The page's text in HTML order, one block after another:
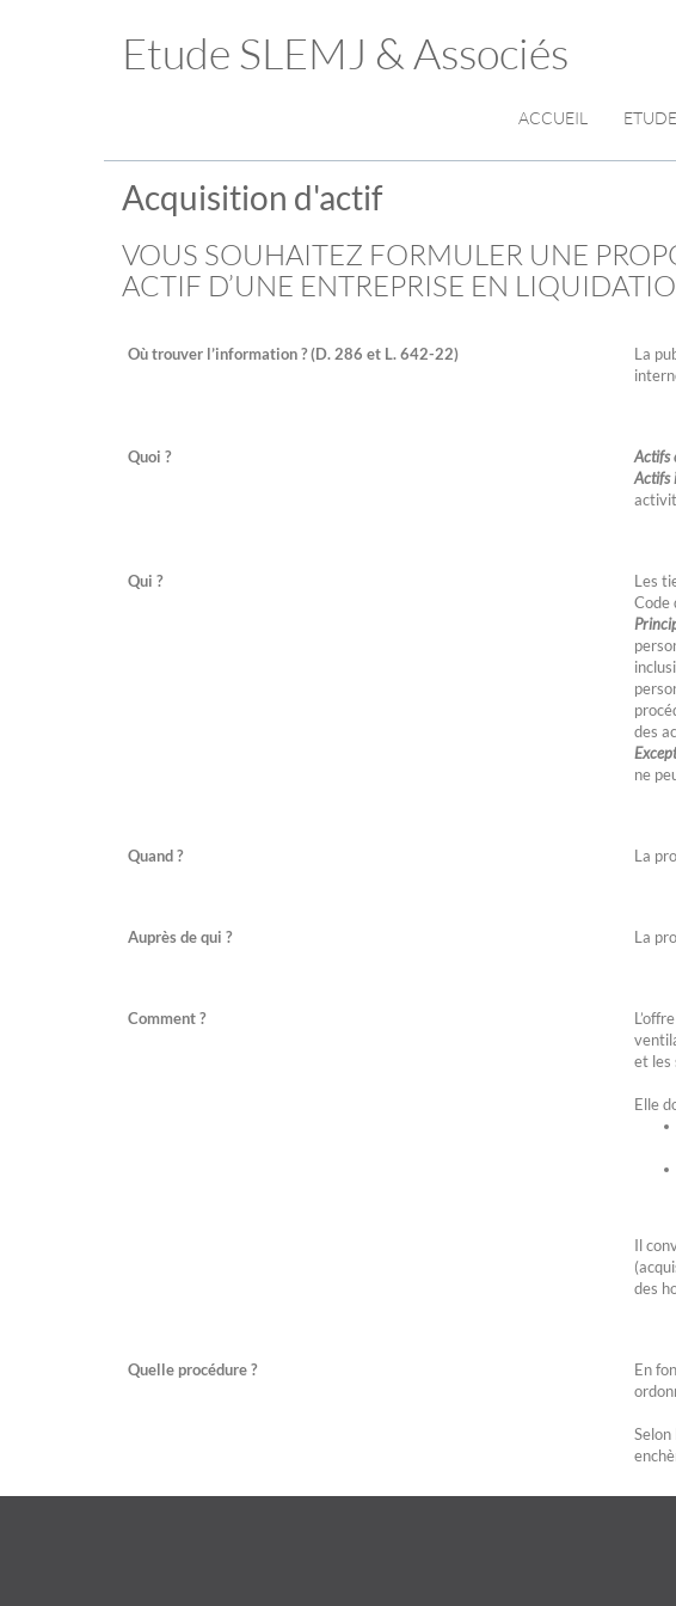
Etude SLEMJ & Associés
ACCUEIL ETUDE
Acquisition d'actif
VOUS SOUHAITEZ FORMULER UNE
ACTIF D’UNE ENTREPRISE EN
Où trouver l’information ? (D. 286 et L. 642-22)
La
Quoi ? Actifs
Actifs
Qui ? Les
Code
des
ne
Quand ? La
Auprès de qui ? La
Comment ?
et les
Elle
Il
des
Quelle procédure ?
En
Selon